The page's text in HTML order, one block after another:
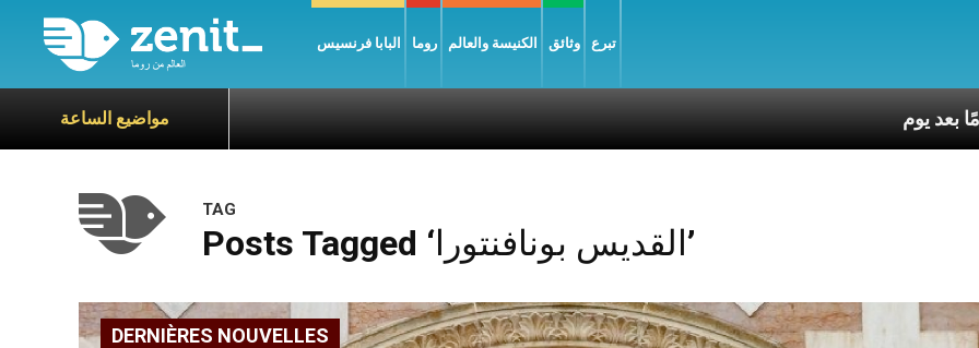
البابا فرنسيس روما الكنيسة والعالم وثائق تبرع
مواضيع الساعة
TAG
Posts Tagged ‘القديس بونافنتورا’
DERNIÈRES NOUVELLES